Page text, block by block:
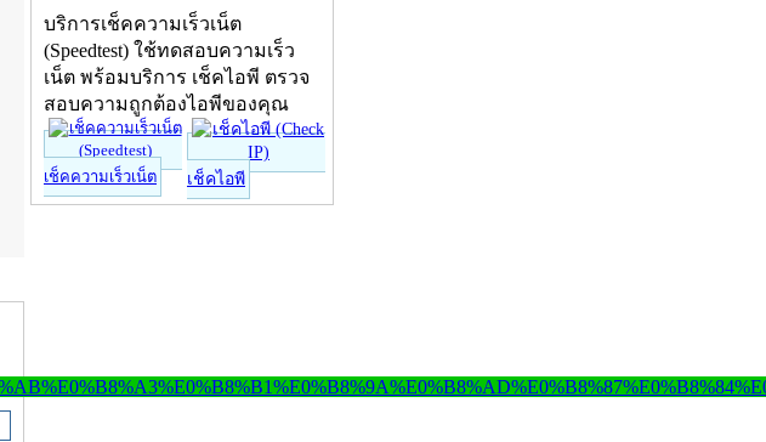
บริการเช็คความเร็วเน็ต
(Speedtest) ใช้ทดสอบความเร็ว
เน็ต พร้อมบริการ เช็คไอพี ตรวจ
สอบความถูกต้องไอพีของคุณ
เช็คความเร็วเน็ต เช็คไอพี